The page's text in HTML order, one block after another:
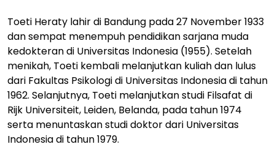
Toeti Heraty lahir di Bandung pada 27 November 1933
dan sempat menempuh pendidikan sarjana muda
kedokteran di Universitas Indonesia (1955). Setelah
menikah, Toeti kembali melanjutkan kuliah dan lulus
dari Fakultas Psikologi di Universitas Indonesia di tahun
1962. Selanjutnya, Toeti melanjutkan studi Filsafat di
Rijk Universiteit, Leiden, Belanda, pada tahun 1974
serta menuntaskan studi doktor dari Universitas
Indonesia di tahun 1979.